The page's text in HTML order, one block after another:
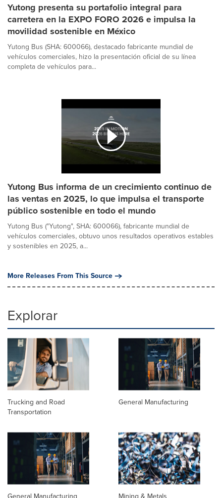
Yutong presenta su portafolio integral para
carretera en la EXPO FORO 2026 e impulsa la
movilidad sostenible en México
Yutong Bus (SHA: 600066), destacado fabricante mundial de
vehículos comerciales, hizo la presentación oficial de su línea
completa de vehículos para...
Yutong Bus informa de un crecimiento continuo de
las ventas en 2025, lo que impulsa el transporte
público sostenible en todo el mundo
Yutong Bus ("Yutong", SHA: 600066), fabricante mundial de
vehículos comerciales, obtuvo unos resultados operativos estables
y sostenibles en 2025, a...
More Releases From This Source
Explorar
Trucking and Road
Transportation
General Manufacturing